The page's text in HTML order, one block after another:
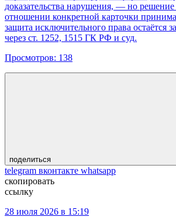
доказательства нарушения, — но решение
отношении конкретной карточки
защита исключительного права остаётся
через ст. 1252, 1515 ГК РФ и суд.
Просмотров: 138
поделиться
telegram вконтакте whatsapp
скопировать
ссылку
28 июля 2026 в 15:19